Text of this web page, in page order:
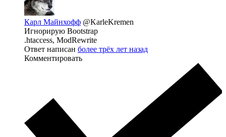
Карл Майнхофф @KarleKremen
Игнорирую Bootstrap
.htaccess, ModRewrite
Ответ написан более трёх лет назад
Комментировать